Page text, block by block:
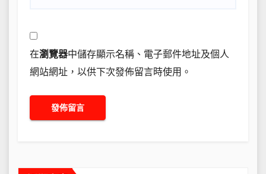
在瀏覽器中儲存顯示名稱、電子郵件地址及個人
網站網址，以供下次發佈留言時使用。